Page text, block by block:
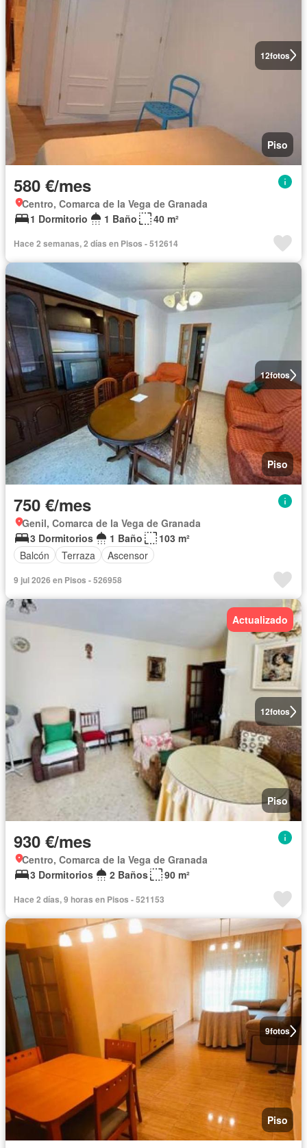
12fotos
Piso
580 €/mes
Centro, Comarca de la Vega de Granada
1 Dormitorio
1 Baño 40 m²
Hace 2 semanas, 2 días en Pisos - 512614
12fotos
Piso
750 €/mes
Genil, Comarca de la Vega de Granada
3 Dormitorios
1 Baño
103 m²
Balcón
Terraza Ascensor
9 jul 2026 en Pisos - 526958
12fotos
Actualizado
Piso
930 €/mes
Centro, Comarca de la Vega de Granada
3 Dormitorios
2 Baños 90 m²
Hace 2 días, 9 horas en Pisos - 521153
9fotos
Piso